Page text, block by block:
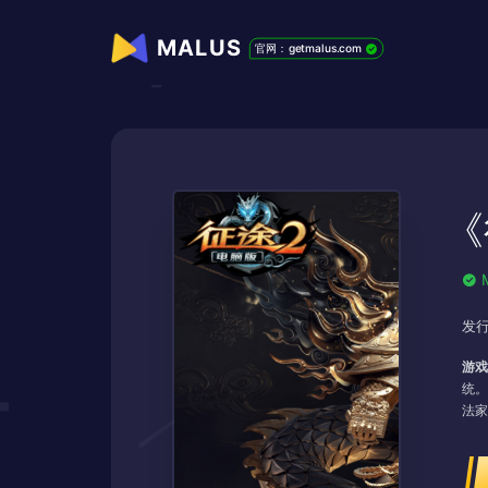
MALUS 官网：getmalus.com
发
游
统
法